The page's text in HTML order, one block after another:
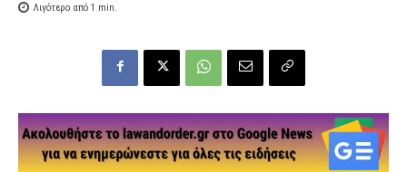
Λιγότερο από 1 min.